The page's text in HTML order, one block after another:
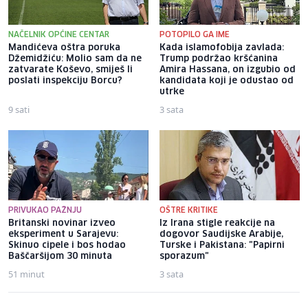
NAČELNIK OPĆINE CENTAR
Mandićeva oštra poruka
Džemidžiću: Molio sam da ne
zatvarate Koševo, smiješ li
poslati inspekciju Borcu?
9 sati
POTOPILO GA IME
Kada islamofobija zavlada:
Trump podržao kršćanina
Amira Hassana, on izgubio od
kandidata koji je odustao od
utrke
3 sata
PRIVUKAO PAŽNJU
Britanski novinar izveo
eksperiment u Sarajevu:
Skinuo cipele i bos hodao
Baščaršijom 30 minuta
51 minut
OŠTRE KRITIKE
Iz Irana stigle reakcije na
dogovor Saudijske Arabije,
Turske i Pakistana: "Papirni
sporazum"
3 sata